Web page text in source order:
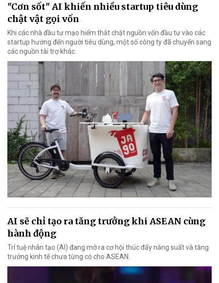
"Cơn sốt" AI khiến nhiều startup tiêu dùng
chật vật gọi vốn
Khi các nhà đầu tư mạo hiểm thắt chặt nguồn vốn đầu tư vào các
startup hướng đến người tiêu dùng, một số công ty đã chuyển sang
các nguồn tài trợ khác.
AI sẽ chỉ tạo ra tăng trưởng khi ASEAN cùng
hành động
Trí tuệ nhân tạo (AI) đang mở ra cơ hội thúc đẩy năng suất và tăng
trưởng kinh tế chưa từng có cho ASEAN.